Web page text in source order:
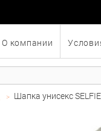
О компании
Шапка унисекс